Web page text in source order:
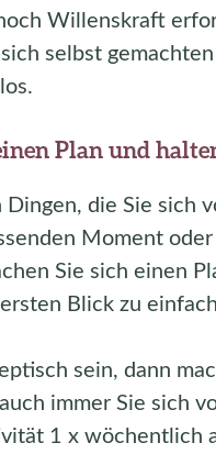
Willenskraft
selbst
Plan und
die Sie sich
Moment
Sie sich einen
Blick zu
sein, dann
immer Sie sich
1 x wöchentlich